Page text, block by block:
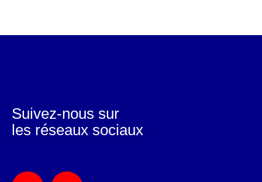
Suivez-nous sur
les réseaux sociaux